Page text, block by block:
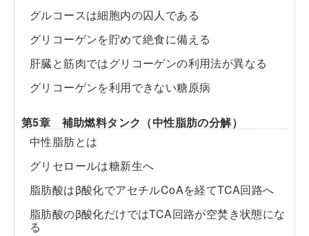
グルコースは細胞内の囚人である
グリコーゲンを貯めて絶食に備える
肝臓と筋肉ではグリコーゲンの利用法が異なる
グリコーゲンを利用できない糖原病
第5章 補助燃料タンク（中性脂肪の分解）
中性脂肪とは
グリセロールは糖新生へ
脂肪酸はβ酸化でアセチルCoAを経てTCA回路へ
脂肪酸のβ酸化だけではTCA回路が空焚き状態にな
る